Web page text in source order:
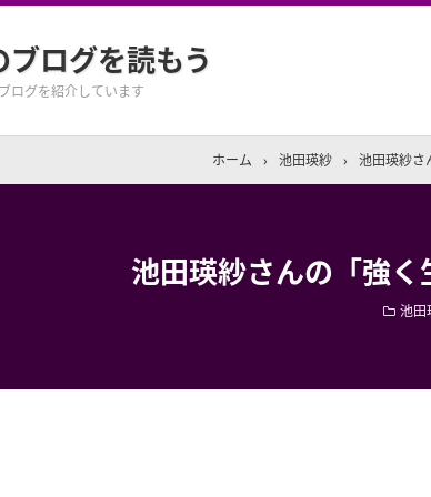
ログを読もう
ログを紹介しています
ホーム › 池田瑛紗 › 池田瑛紗さ
池田瑛紗さんの「強
池田